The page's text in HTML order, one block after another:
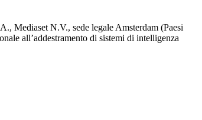
Mediaset N.V., sede legale Amsterdam (Paesi
all’addestramento di sistemi di intelligenza